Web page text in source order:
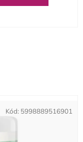
Kód: 5998889516901